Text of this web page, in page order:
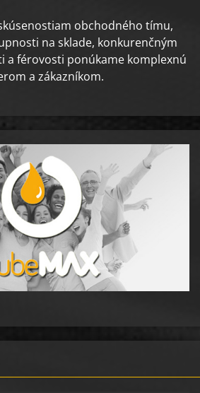
obchodného tímu,
na sklade, konkurenčným
a férovosti ponúkame komplexnú
a zákazníkom.